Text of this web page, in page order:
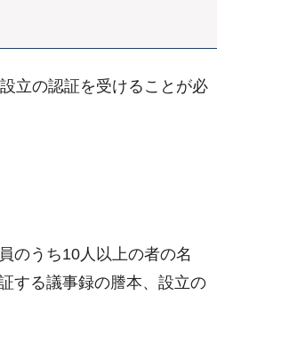
立の認証を受けることが必
のうち10人以上の者の名
する議事録の謄本、設立の